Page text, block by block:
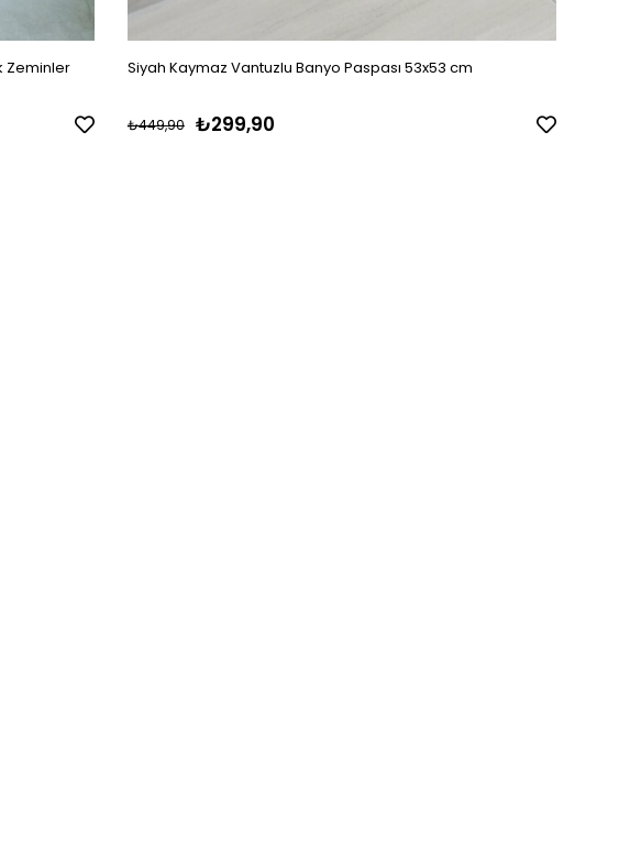
Zeminler
Siyah Kaymaz Vantuzlu Banyo Paspası 53x53 cm
₺299,90
₺449,90